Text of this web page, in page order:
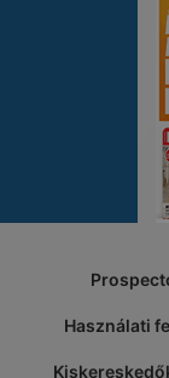
Használati